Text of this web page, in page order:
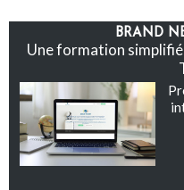
BRAND
Une formation